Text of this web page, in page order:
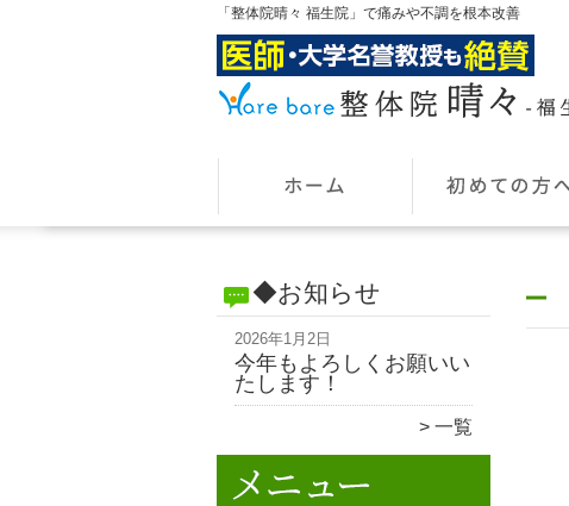
「整体院晴々 福生院」で痛みや不調を根本改善
◆お知らせ
2026年1月2日
今年もよろしくお願いい
たします！
一覧